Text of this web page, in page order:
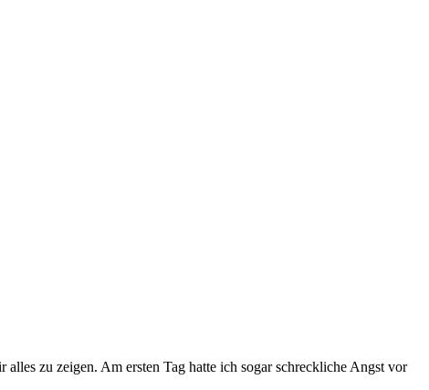
zu zeigen. Am ersten Tag hatte ich sogar schreckliche Angst vor